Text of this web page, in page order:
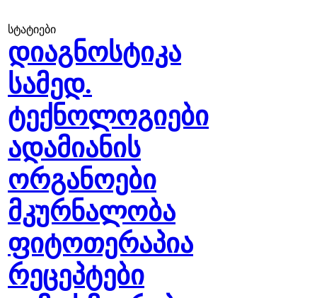
სტატიები
დიაგნოსტიკა
სამედ.
ტექნოლოგიები
ადამიანის
ორგანოები
მკურნალობა
ფიტოთერაპია
რეცეპტები